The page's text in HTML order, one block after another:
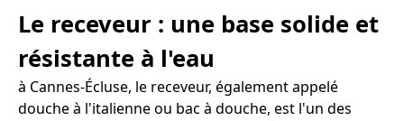
Le receveur : une base solide et
résistante à l'eau
à Cannes-Écluse, le receveur, également appelé
douche à l'italienne ou bac à douche, est l'un des